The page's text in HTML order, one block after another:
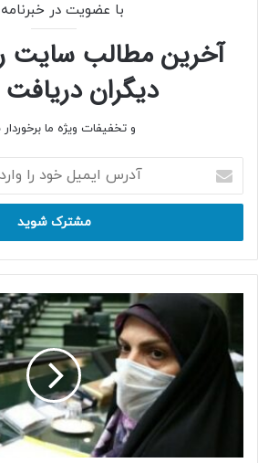
با عضویت در
آخرین مطالب سایت
دیگران دریافت
و تخفیفات ویژه ما
ایمیل
خود
وارد
کنید
قاسمی
پور:امتحانات
دانش‌آموزان
و
دانشجویان
برگزار